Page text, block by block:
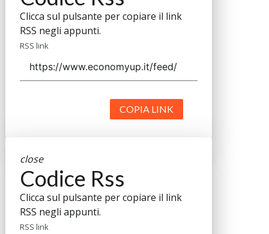
Clicca sul pulsante per copiare il link
RSS negli appunti.
RSS link
COPIA LINK
close
Codice Rss
Clicca sul pulsante per copiare il link
RSS negli appunti.
RSS link